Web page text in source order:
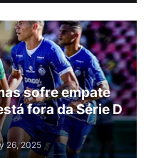
sofre empate
fora da Série D
26, 2025